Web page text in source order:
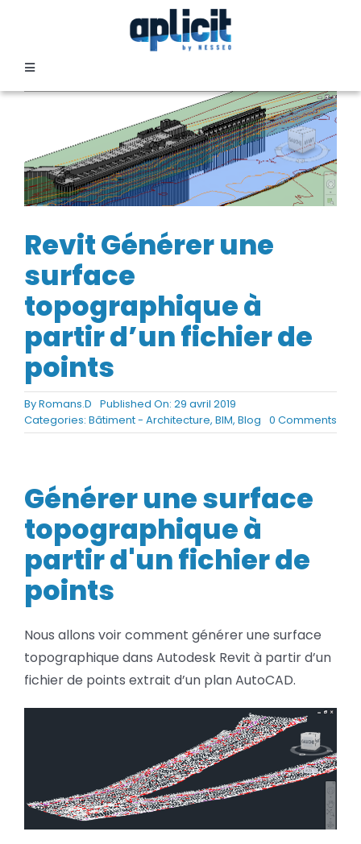
Toggle
Navigation
FORMATION
TEMOIGNAGES
EVENEMENTS
BLOG
SOCIETE
Revit Générer une
surface
topographique à
partir d’un fichier de
points
ByRomans.D Published On: 29 avril 2019
Categories: Bâtiment - Architecture, BIM, Blog 0 Commentson
Revit
Générer une surface
topographique à
partir d'un fichier de
points
Nous allons voir comment générer une surface
topographique dans Autodesk Revit à partir d’un
fichier de points extrait d’un plan AutoCAD.